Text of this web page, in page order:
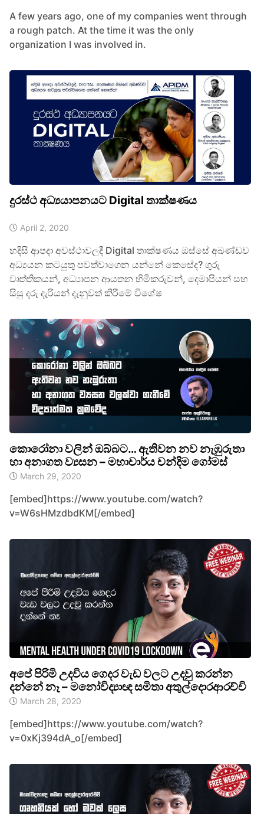
A few years ago, one of my companies went through
a rough patch. At the time it was the only
organization I was involved in.
දුරස්ථ අධ්‍යයාපනයට Digital තාක්ෂණය
April 2, 2020
හදිසි ආපදා අවස්ථාවලදී Digital තාක්ෂණය ඔස්සේ අඛණ්ඩව
අධ්‍යයන කටයුතු පවත්වාගෙන යන්නේ කෙසේද? ගුරු
වෘත්තිකයන්, අධ්‍යාපන ආයතන හිමිකරුවන්, දෙමාපියන් සහ
සිසු දරු දැරියන් දැනුවත් කිරීමේ විශේෂ
කොරෝනා වලින් ඔබ්බට… ඇතිවන නව නැඹුරුතා
හා අනාගත ව්‍යසන – මහාචාර්ය චන්දිම ගෝමස්
March 29, 2020
[embed]https://www.youtube.com/watch?
v=W6sHMzdbdKM[/embed]
අපේ පිරිමි උදවිය ගෙදර වැඩ වලට උදවු කරන්න
දන්නේ නෑ – මනෝවිද්‍යාඥ සමිතා අතුල්දොරආරච්චි
March 28, 2020
[embed]https://www.youtube.com/watch?
v=0xKj394dA_o[/embed]